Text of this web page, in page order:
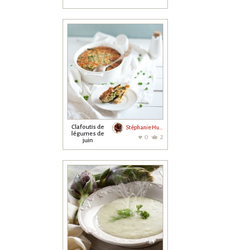
Clafoutis de
légumes de
juin
Stéphanie Hurrier
0 2